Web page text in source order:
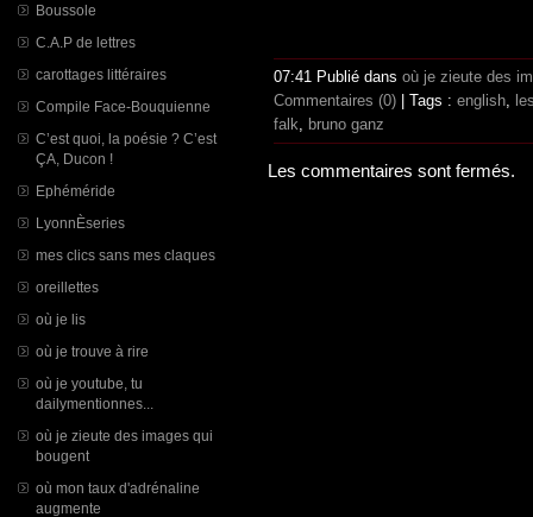
Boussole
C.A.P de lettres
carottages littéraires
Compile Face-Bouquienne
C’est quoi, la poésie ? C’est
ÇA, Ducon !
Ephéméride
LyonnÈseries
mes clics sans mes claques
oreillettes
où je lis
où je trouve à rire
où je youtube, tu
dailymentionnes...
où je zieute des images qui
bougent
où mon taux d'adrénaline
augmente
07:41 Publié dans où je zieute des
Commentaires (0) | Tags : english,
falk, bruno ganz
Les commentaires sont fermés.